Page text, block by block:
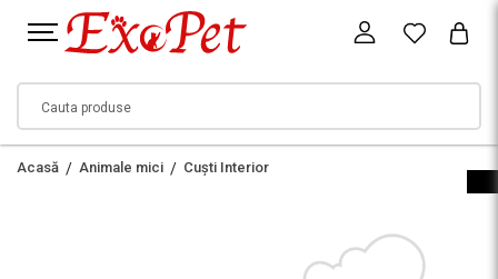
Acasă Animale mici Cuști Interior